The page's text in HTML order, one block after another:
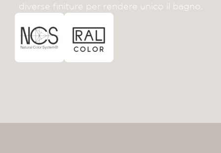
diverse finiture per rendere unico il bagno.